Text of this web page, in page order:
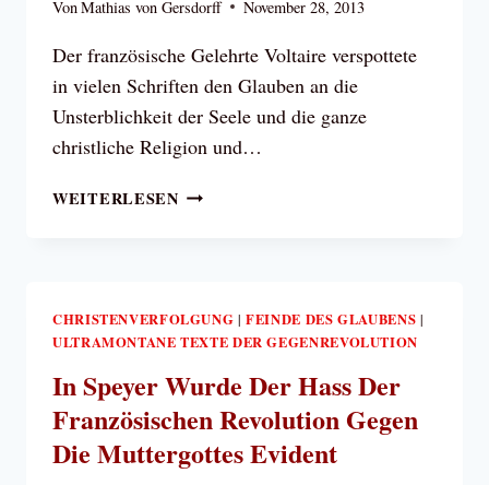
VonMathias von Gersdorff November 28, 2013
Der französische Gelehrte Voltaire verspottete
in vielen Schriften den Glauben an die
Unsterblichkeit der Seele und die ganze
christliche Religion und…
WEITERLESENEIN
CHRISTENVERFOLGUNG |FEINDE DES GLAUBENS |
ULTRAMONTANE TEXTE DER GEGENREVOLUTION
In Speyer Wurde Der Hass Der
Französischen Revolution Gegen
Die Muttergottes Evident